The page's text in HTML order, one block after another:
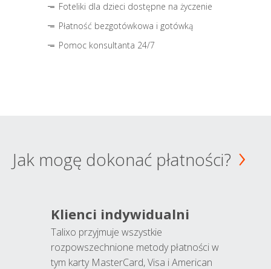
Foteliki dla dzieci dostępne na życzenie
Płatność bezgotówkowa i gotówką
Pomoc konsultanta 24/7
Jak mogę dokonać płatności?
Klienci indywidualni
Talixo przyjmuje wszystkie
rozpowszechnione metody płatności w
tym karty MasterCard, Visa i American